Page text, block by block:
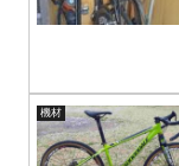
機材